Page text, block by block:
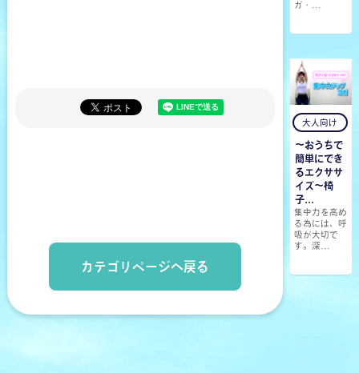
カテゴリページへ戻る
ガ・...
大人向け
〜おうちで
簡単にでき
るエクササ
イズ〜椅
子...
集中力を高め
る為には、呼
吸が大切で
す。深...